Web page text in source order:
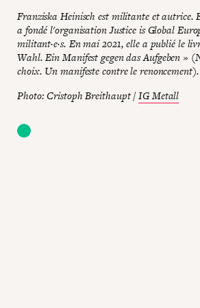
Franziska Heinisch est militante et autrice.
a fondé l'organisation Justice is Global
militant·e·s. En mai 2021, elle a publié le
Wahl. Ein Manifest gegen das Aufgeben »
choix. Un manifeste contre le renoncement).
Photo: Cristoph Breithaupt /IG Metall